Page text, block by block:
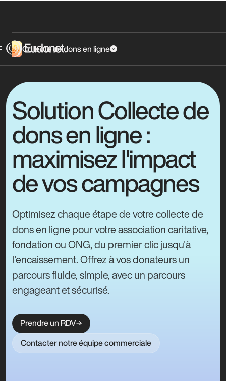
Collecte de dons en ligne
Solution Collecte de
dons en ligne :
maximisez l'impact
de vos campagnes
Optimisez chaque étape de votre collecte de
dons en ligne pour votre association caritative,
fondation ou ONG, du premier clic jusqu'à
l'encaissement. Offrez à vos donateurs un
parcours fluide, simple, avec un parcours
engageant et sécurisé.
Prendre un RDV
Contacter notre équipe commerciale